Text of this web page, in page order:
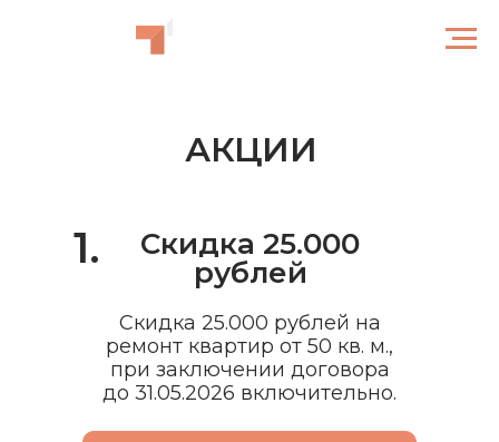
АКЦИИ
Скидка 25.000 рублей на
ремонт квартир от 50 кв. м.,
при заключении договора
до 31.05.2026 включительно.
1.
Скидка 25.000
рублей